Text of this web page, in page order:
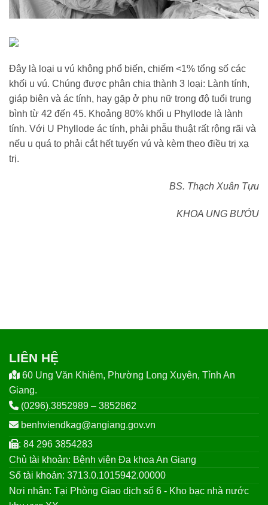
Đây là loại u vú không phổ biến, chiếm <1% tổng số các
khối u vú. Chúng được phân chia thành 3 loại: Lành tính,
giáp biên và ác tính, hay gặp ở phụ nữ trong độ tuổi trung
bình từ 42 đến 45. Khoảng 80% khối u Phyllode là lành
tính. Với U Phyllode ác tính, phải phẫu thuật rất rộng rãi và
nếu u quá to phải cắt hết tuyến vú và kèm theo điều trị xạ
trị.
BS. Thạch Xuân Tựu
KHOA UNG BƯỚU
LIÊN HỆ
60 Ung Văn Khiêm, Phường Long Xuyên, Tỉnh An
Giang.
(0296).3852989 – 3852862
benhviendkag@angiang.gov.vn
: 84 296 3854283
Chủ tài khoản: Bệnh viện Đa khoa An Giang
Số tài khoản: 3713.0.1015942.00000
Nơi nhận: Tại Phòng Giao dịch số 6 - Kho bạc nhà nước